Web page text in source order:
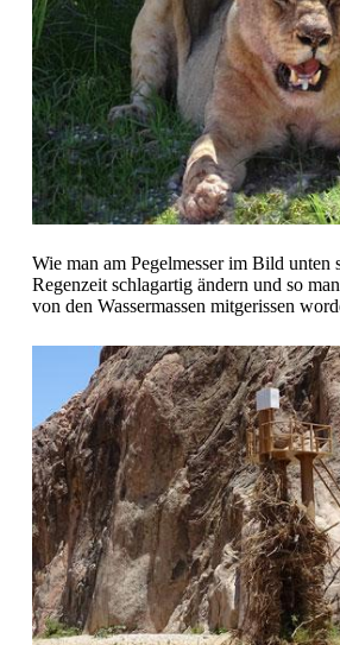
Wie man am Pegelmesser im Bild unten
Regenzeit schlagartig ändern und so
von den Wassermassen mitgerissen